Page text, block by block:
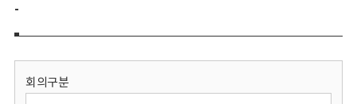
보
-
회의구분